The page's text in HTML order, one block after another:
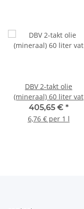
DBV 2-takt olie
(mineraal) 60 liter vat
405,65 € *
6,76 € per 1 l